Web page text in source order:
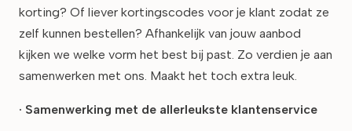
korting? Of liever kortingscodes voor je klant zodat ze
zelf kunnen bestellen? Afhankelijk van jouw aanbod
kijken we welke vorm het best bij past. Zo verdien je aan
samenwerken met ons. Maakt het toch extra leuk.
· Samenwerking met de allerleukste klantenservice